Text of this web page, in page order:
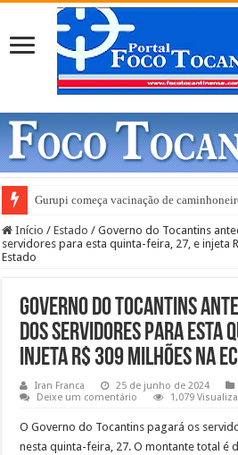
Projetos do vereador Welice Cardoso
Início / Estado / Governo do Tocantins
servidores para esta quinta-feira, 27, e injeta
Estado
Governo do Tocantins
dos servidores para esta
injeta R$ 309 milhões na
Iran Franca 25 de junho de 2024
Deixe um comentário
1,079
O Governo do Tocantins pagará os
nesta quinta-feira, 27. O montante total é